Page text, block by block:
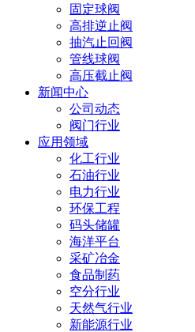
固定球阀
高排逆止阀
抽汽止回阀
管线球阀
高压截止阀
新闻中心
公司动态
阀门行业
应用领域
化工行业
石油行业
电力行业
环保工程
码头储罐
海洋平台
采矿冶金
食品制药
空分行业
天然气行业
新能源行业